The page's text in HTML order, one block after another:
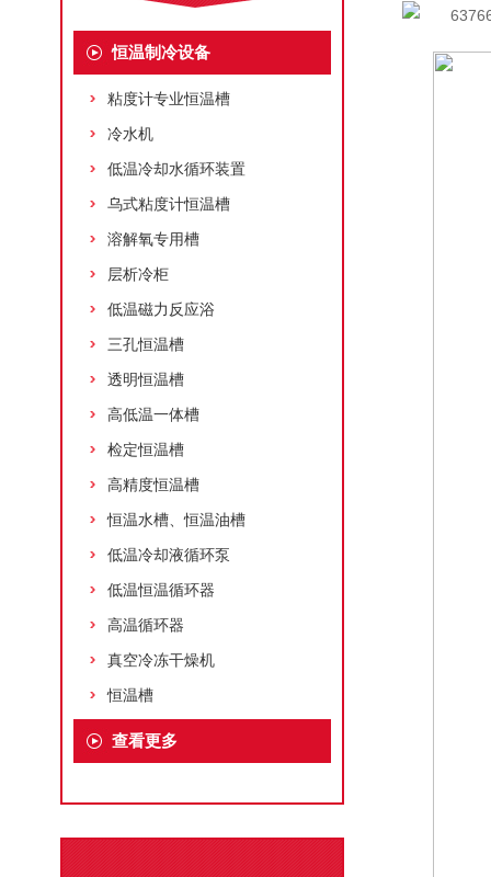
恒温制冷设备
粘度计专业恒温槽
冷水机
低温冷却水循环装置
乌式粘度计恒温槽
溶解氧专用槽
层析冷柜
低温磁力反应浴
三孔恒温槽
透明恒温槽
高低温一体槽
检定恒温槽
高精度恒温槽
恒温水槽、恒温油槽
低温冷却液循环泵
低温恒温循环器
高温循环器
真空冷冻干燥机
恒温槽
查看更多